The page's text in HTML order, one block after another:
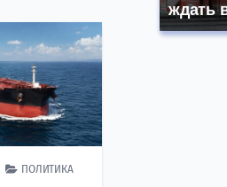
ПОЛИТИКА
ждать